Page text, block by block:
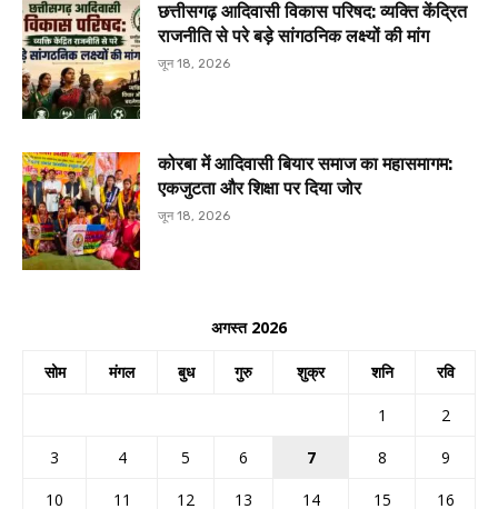
छत्तीसगढ़ आदिवासी विकास परिषद: व्यक्ति केंद्रित
राजनीति से परे बड़े सांगठनिक लक्ष्यों की मांग
जून 18, 2026
कोरबा में आदिवासी बियार समाज का महासमागम:
एकजुटता और शिक्षा पर दिया जोर
जून 18, 2026
अगस्त 2026
सोम मंगल बुध गुरु शुक्र शनि रवि
1
2
3
4 5 6 7 8
9
10
11 12 13 14 15
16